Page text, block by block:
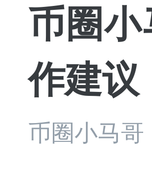
币圈
作建议
币圈小马哥